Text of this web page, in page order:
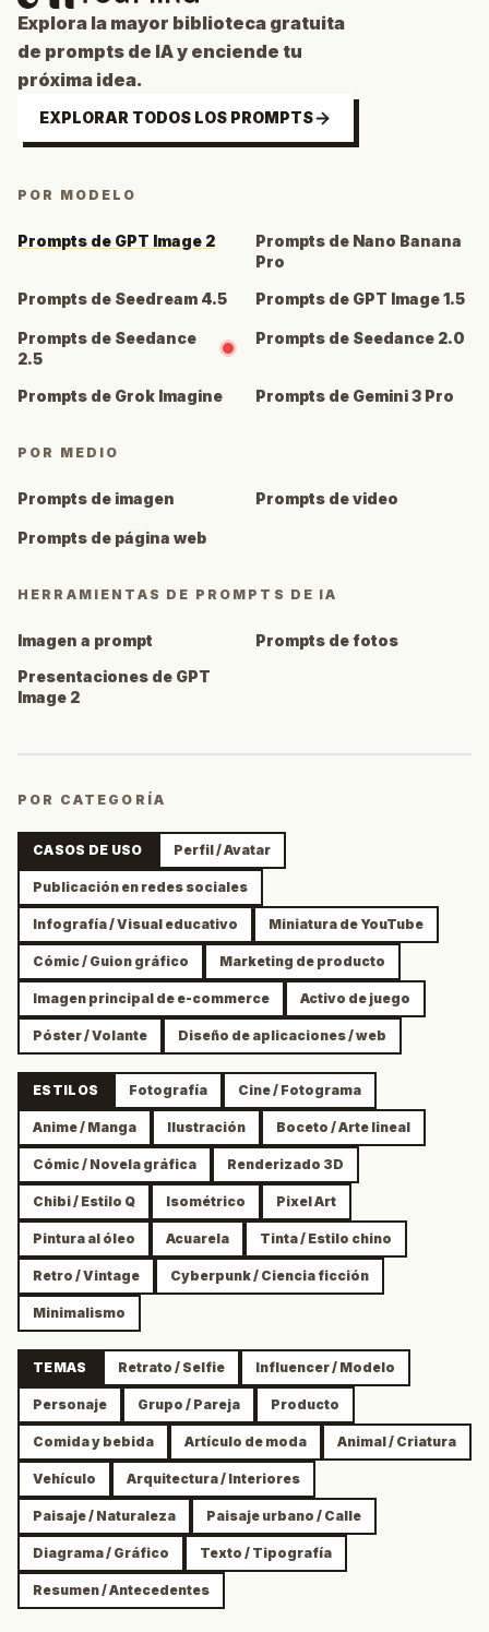
Explora la mayor biblioteca gratuita
de prompts de IA y enciende tu
próxima idea.
EXPLORAR TODOS LOS PROMPTS
POR MODELO
Prompts de GPT Image 2
Prompts de Nano Banana
Pro
Prompts de Seedream 4.5
Prompts de GPT Image 1.5
Prompts de Seedance
2.5
Prompts de Seedance 2.0
Prompts de Grok Imagine Prompts de Gemini 3 Pro
POR MEDIO
Prompts de imagen Prompts de video
Prompts de página web
HERRAMIENTAS DE PROMPTS DE IA
Imagen a prompt
Prompts de fotos
Presentaciones de GPT
Image 2
POR CATEGORÍA
CASOS DE USO Perfil / Avatar
Publicación en redes sociales
Infografía / Visual educativo Miniatura de YouTube
Cómic / Guion gráfico Marketing de producto
Imagen principal de e-commerce Activo de juego
Póster / Volante Diseño de aplicaciones / web
ESTILOS Fotografía Cine / Fotograma
Anime / Manga Ilustración Boceto / Arte lineal
Cómic / Novela gráfica Renderizado 3D
Chibi / Estilo Q Isométrico Pixel Art
Pintura al óleo Acuarela Tinta / Estilo chino
Retro / Vintage Cyberpunk / Ciencia ficción
Minimalismo
TEMAS Retrato / Selfie Influencer / Modelo
Personaje Grupo / Pareja Producto
Comida y bebida Artículo de moda Animal / Criatura
Vehículo Arquitectura / Interiores
Paisaje / Naturaleza Paisaje urbano / Calle
Diagrama / Gráfico Texto / Tipografía
Resumen / Antecedentes